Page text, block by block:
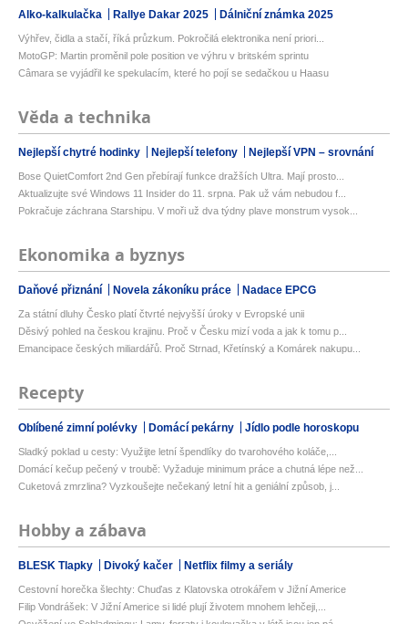
Alko-kalkulačka Rallye Dakar 2025 Dálniční známka 2025
Výhřev, čidla a stačí, říká průzkum. Pokročilá elektronika není priori...
MotoGP: Martin proměnil pole position ve výhru v britském sprintu
Câmara se vyjádřil ke spekulacím, které ho pojí se sedačkou u Haasu
Věda a technika
Nejlepší chytré hodinky Nejlepší telefony Nejlepší VPN – srovnání
Bose QuietComfort 2nd Gen přebírají funkce dražších Ultra. Mají prosto...
Aktualizujte své Windows 11 Insider do 11. srpna. Pak už vám nebudou f...
Pokračuje záchrana Starshipu. V moři už dva týdny plave monstrum vysok...
Ekonomika a byznys
Daňové přiznání Novela zákoníku práce Nadace EPCG
Za státní dluhy Česko platí čtvrté nejvyšší úroky v Evropské unii
Děsivý pohled na českou krajinu. Proč v Česku mizí voda a jak k tomu p...
Emancipace českých miliardářů. Proč Strnad, Křetínský a Komárek nakupu...
Recepty
Oblíbené zimní polévky Domácí pekárny Jídlo podle horoskopu
Sladký poklad u cesty: Využijte letní špendlíky do tvarohového koláče,...
Domácí kečup pečený v troubě: Vyžaduje minimum práce a chutná lépe než...
Cuketová zmrzlina? Vyzkoušejte nečekaný letní hit a geniální způsob, j...
Hobby a zábava
BLESK Tlapky Divoký kačer Netflix filmy a seriály
Cestovní horečka šlechty: Chuďas z Klatovska otrokářem v Jižní Americe
Filip Vondrášek: V Jižní Americe si lidé plují životem mnohem lehčeji,...